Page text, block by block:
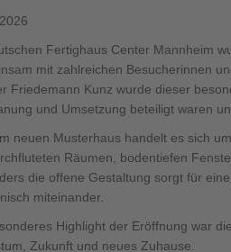
Hilfe?
Fertighaus Center Mannheim
mit zahlreichen Besucherinnen
Friedemann Kunz wurde dieser
und Umsetzung beteiligt waren
neuen Musterhaus handelt es sich
Räumen, bodentiefen
die offene Gestaltung sorgt für
miteinander.
Highlight der Eröffnung war
Zukunft und neues Zuhause.